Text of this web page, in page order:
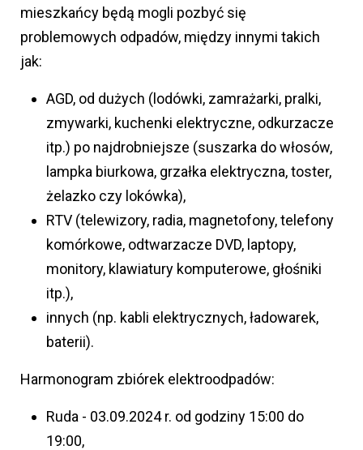
mieszkańcy będą mogli pozbyć się
problemowych odpadów, między innymi takich
jak:
AGD, od dużych (lodówki, zamrażarki, pralki,
zmywarki, kuchenki elektryczne, odkurzacze
itp.) po najdrobniejsze (suszarka do włosów,
lampka biurkowa, grzałka elektryczna, toster,
żelazko czy lokówka),
RTV (telewizory, radia, magnetofony, telefony
komórkowe, odtwarzacze DVD, laptopy,
monitory, klawiatury komputerowe, głośniki
itp.),
innych (np. kabli elektrycznych, ładowarek,
baterii).
Harmonogram zbiórek elektroodpadów:
Ruda - 03.09.2024 r. od godziny 15:00 do
19:00,